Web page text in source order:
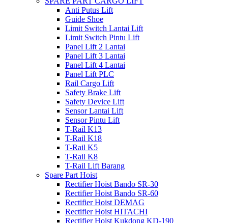
Anti Putus Lift
Guide Shoe
Limit Switch Lantai Lift
Limit Switch Pintu Lift
Panel Lift 2 Lantai
Panel Lift 3 Lantai
Panel Lift 4 Lantai
Panel Lift PLC
Rail Cargo Lift
Safety Brake Lift
Safety Device Lift
Sensor Lantai Lift
Sensor Pintu Lift
T-Rail K13
T-Rail K18
T-Rail K5
T-Rail K8
T-Rail Lift Barang
Spare Part Hoist
Rectifier Hoist Bando SR-30
Rectifier Hoist Bando SR-60
Rectifier Hoist DEMAG
Rectifier Hoist HITACHI
Rectifier Hoist Kukdong KD-190